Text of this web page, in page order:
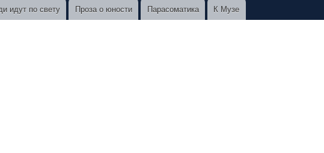
идут по свету Проза о юности Парасоматика К Музе